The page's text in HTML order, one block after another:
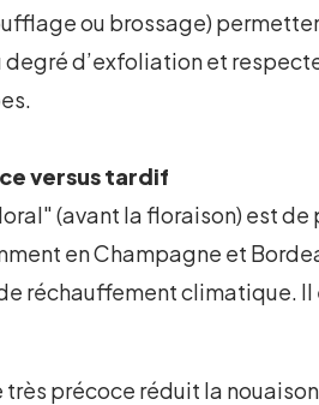
ou brossage)
degré d’exfoliation et
versus tardif
(avant la floraison) est de
en Champagne et
réchauffement climatique. Il
précoce réduit la